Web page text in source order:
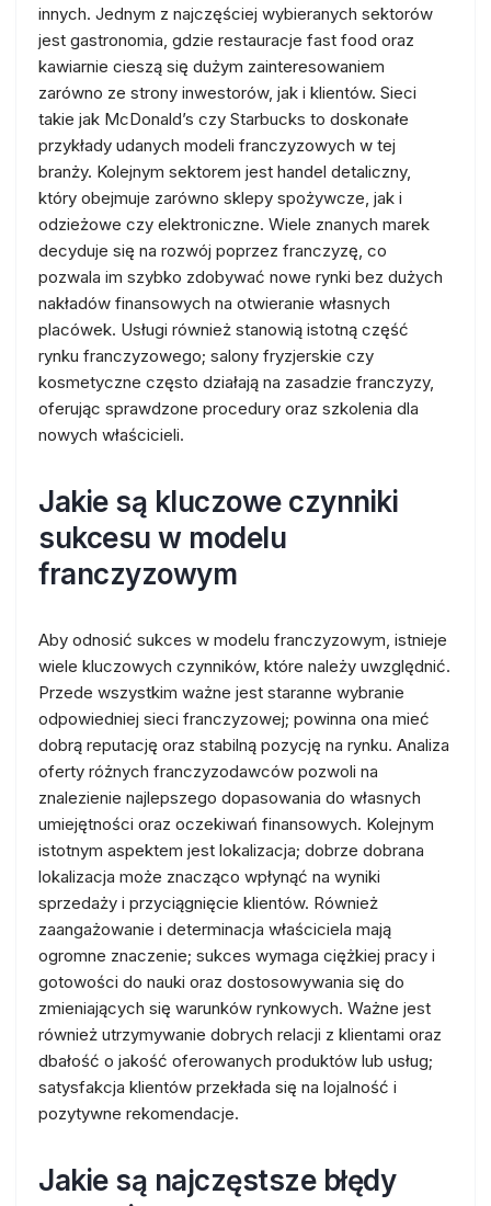
innych. Jednym z najczęściej wybieranych sektorów
jest gastronomia, gdzie restauracje fast food oraz
kawiarnie cieszą się dużym zainteresowaniem
zarówno ze strony inwestorów, jak i klientów. Sieci
takie jak McDonald’s czy Starbucks to doskonałe
przykłady udanych modeli franczyzowych w tej
branży. Kolejnym sektorem jest handel detaliczny,
który obejmuje zarówno sklepy spożywcze, jak i
odzieżowe czy elektroniczne. Wiele znanych marek
decyduje się na rozwój poprzez franczyzę, co
pozwala im szybko zdobywać nowe rynki bez dużych
nakładów finansowych na otwieranie własnych
placówek. Usługi również stanowią istotną część
rynku franczyzowego; salony fryzjerskie czy
kosmetyczne często działają na zasadzie franczyzy,
oferując sprawdzone procedury oraz szkolenia dla
nowych właścicieli.
Jakie są kluczowe czynniki
sukcesu w modelu
franczyzowym
Aby odnosić sukces w modelu franczyzowym, istnieje
wiele kluczowych czynników, które należy uwzględnić.
Przede wszystkim ważne jest staranne wybranie
odpowiedniej sieci franczyzowej; powinna ona mieć
dobrą reputację oraz stabilną pozycję na rynku. Analiza
oferty różnych franczyzodawców pozwoli na
znalezienie najlepszego dopasowania do własnych
umiejętności oraz oczekiwań finansowych. Kolejnym
istotnym aspektem jest lokalizacja; dobrze dobrana
lokalizacja może znacząco wpłynąć na wyniki
sprzedaży i przyciągnięcie klientów. Również
zaangażowanie i determinacja właściciela mają
ogromne znaczenie; sukces wymaga ciężkiej pracy i
gotowości do nauki oraz dostosowywania się do
zmieniających się warunków rynkowych. Ważne jest
również utrzymywanie dobrych relacji z klientami oraz
dbałość o jakość oferowanych produktów lub usług;
satysfakcja klientów przekłada się na lojalność i
pozytywne rekomendacje.
Jakie są najczęstsze błędy